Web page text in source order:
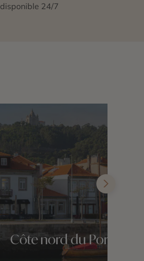
disponible 24/7
Côte nord du Portugal